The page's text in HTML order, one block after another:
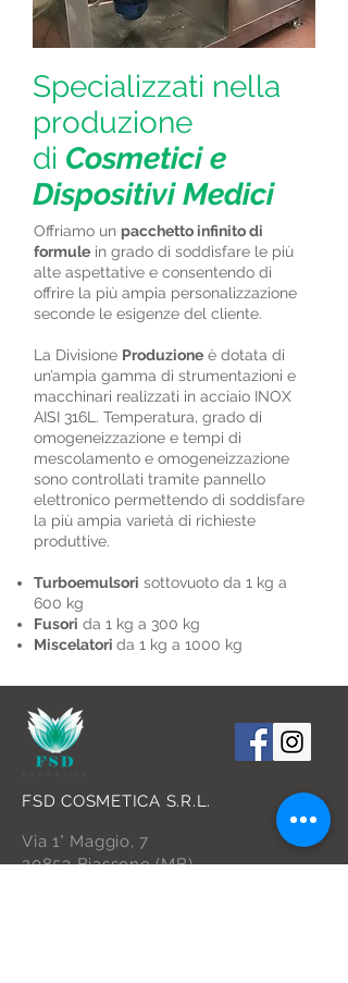
Specializzati nella
produzione
di Cosmetici e
Dispositivi Medici
Offriamo un pacchetto infinito di
formule in grado di soddisfare le più
alte aspettative e consentendo di
offrire la più ampia personalizzazione
seconde le esigenze del cliente.
La Divisione Produzione è dotata di
un’ampia gamma di strumentazioni e
macchinari realizzati in acciaio INOX
AISI 316L. Temperatura, grado di
omogeneizzazione e tempi di
mescolamento e omogeneizzazione
sono controllati tramite pannello
elettronico permettendo di soddisfare
la più ampia varietà di richieste
produttive.
Turboemulsori sottovuoto da 1 kg a
600 kg
Fusori da 1 kg a 300 kg
Miscelatori da 1 kg a 1000 kg
FSD COSMETICA S.R.L.
Via 1° Maggio, 7
20853 Biassono (MB)